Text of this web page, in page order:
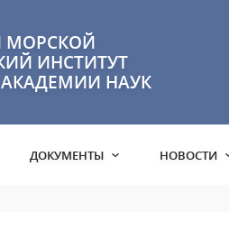
МОРСКОЙ
ИНСТИТУТ
НАУК
ДОКУМЕНТЫ НОВОСТИ